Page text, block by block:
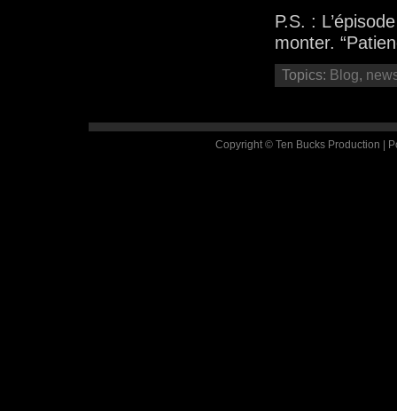
P.S. :
monter.
Topics: Blog,
Copyright © Ten Bucks Production |